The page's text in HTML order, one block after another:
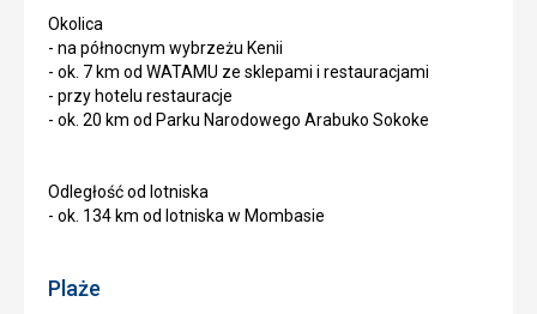
Okolica
- na północnym wybrzeżu Kenii
- ok. 7 km od WATAMU ze sklepami i restauracjami
- przy hotelu restauracje
- ok. 20 km od Parku Narodowego Arabuko Sokoke
Odległość od lotniska
- ok. 134 km od lotniska w Mombasie
Plaże